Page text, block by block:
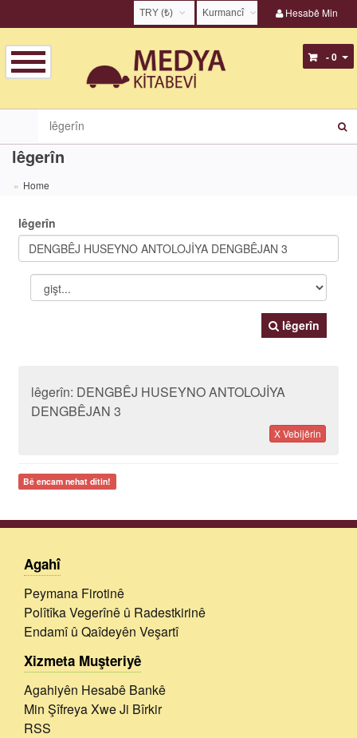
Hesabê Min
Kurmancî
Türkçe
Zazakî
TRY (₺)
EUR (€)
TRY (₺)
GBP (£)
- 0
lêgerîn
Home
lêgerîn
lêgerîn
lêgerîn: DENGBÊJ HUSEYNO ANTOLOJİYA
DENGBÊJAN 3
X Vebijêrin
Bê encam nehat dîtin!
Agahî
Peymana Firotinê
Polîtîka Vegerînê û Radestkirinê
Endamî û Qaîdeyên Veşartî
Xizmeta Muşteriyê
Agahiyên Hesabê Bankê
Min Şîfreya Xwe Ji Bîrkir
RSS